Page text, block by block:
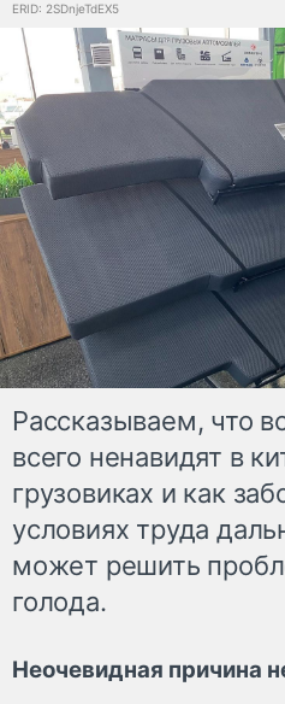
ERID: 2SDnjeTdEX5
Рассказываем, что
всего ненавидят в
грузовиках и как
условиях труда
может решить
голода.
Неочевидная причина